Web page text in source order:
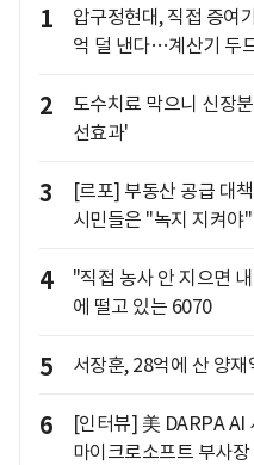
1
압구정현대, 직접 증여
억 덜 낸다…계산기 두
2
도수치료 막으니 신장
선효과'
3
[르포] 부동산 공급 대
시민들은 "녹지 지켜야"
4
"직접 농사 안 지으면
에 떨고 있는 6070
5 서장훈, 28억에 산 양
6
[인터뷰] 美 DARPA AI
마이크로소프트 부사